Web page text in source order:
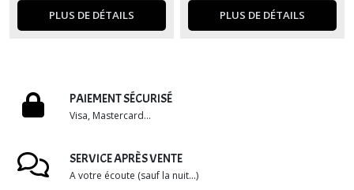
PLUS DE DÉTAILS PLUS DE DÉTAILS
PAIEMENT SÉCURISÉ
Visa, Mastercard...
SERVICE APRÈS VENTE
A votre écoute (sauf la nuit...)